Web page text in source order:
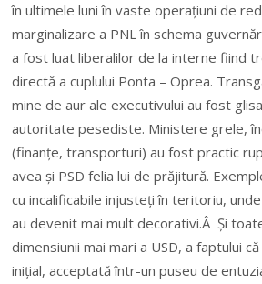
în ultimele luni în vaste operațiuni de
marginalizare a PNL în schema
a fost luat liberalilor de la interne fiind
directă a cuplului Ponta – Oprea.
mine de aur ale executivului au fost
autoritate pesediste. Ministere grele,
(finanțe, transporturi) au fost practic
avea și PSD felia lui de prăjitură.
cu incalificabile injusteți în teritoriu,
au devenit mai mult decorativi.Â Și
dimensiunii mai mari a USD, a faptului
inițial, acceptată într-un puseu de